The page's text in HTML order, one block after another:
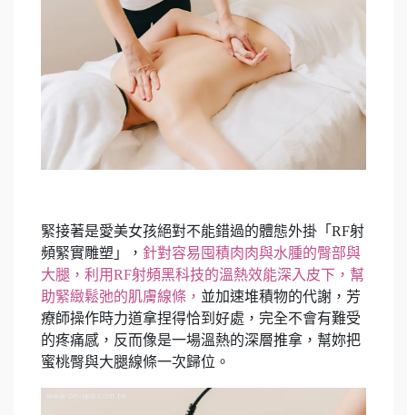
緊接著是愛美女孩絕對不能錯過的體態外掛「RF射
頻緊實雕塑」， 針對容易囤積肉肉與水腫的臀部與
大腿，利用RF射頻黑科技的溫熱效能深入皮下，幫
助緊緻鬆弛的肌膚線條， 並加速堆積物的代謝，芳
療師操作時力道拿捏得恰到好處，完全不會有難受
的疼痛感，反而像是一場溫熱的深層推拿，幫妳把
蜜桃臀與大腿線條一次歸位。